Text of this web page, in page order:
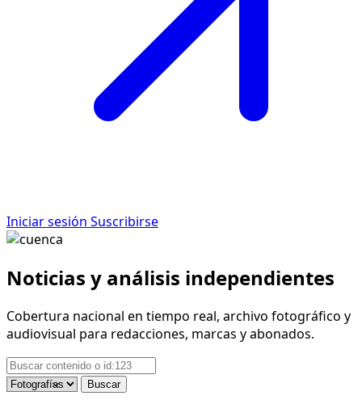
Iniciar sesión Suscribirse
Noticias y análisis independientes
Cobertura nacional en tiempo real, archivo fotográfico y
audiovisual para redacciones, marcas y abonados.
Buscar